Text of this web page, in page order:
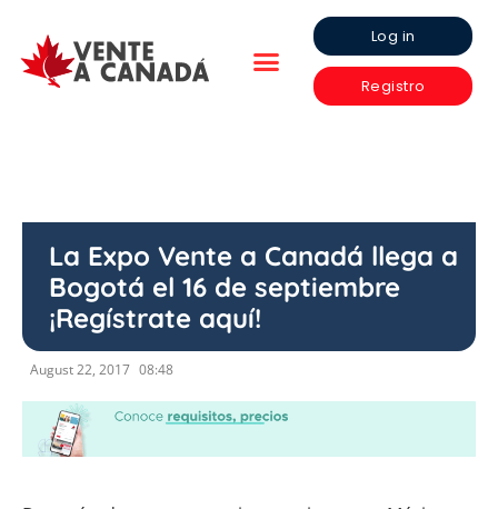
Log in
Registro
La Expo Vente a Canadá llega a
Bogotá el 16 de septiembre
¡Regístrate aquí!
August 22, 2017 08:48